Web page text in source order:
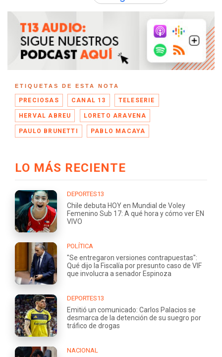
ETIQUETAS DE ESTA NOTA
PRECIOSAS CANAL 13 TELESERIE
HERVAL ABREU LORETO ARAVENA
PAULO BRUNETTI PABLO MACAYA
LO MÁS RECIENTE
DEPORTES13
Chile debuta HOY en Mundial de Voley
Femenino Sub 17: A qué hora y cómo ver EN
VIVO
POLÍTICA
"Se entregaron versiones contrapuestas":
Qué dijo la Fiscalía por presunto caso de VIF
que involucra a senador Espinoza
DEPORTES13
Emitió un comunicado: Carlos Palacios se
desmarca de la detención de su suegro por
tráfico de drogas
NACIONAL